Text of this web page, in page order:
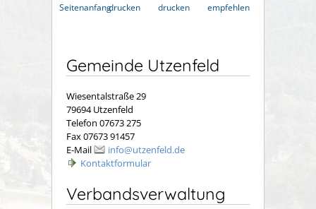
Seitenanfangdrucken
drucken
empfehlen
Gemeinde Utzenfeld
Wiesentalstraße 29
79694 Utzenfeld
Telefon 07673 275
Fax 07673 91457
E-Mail
info@utzenfeld.de
Kontaktformular
Verbandsverwaltung